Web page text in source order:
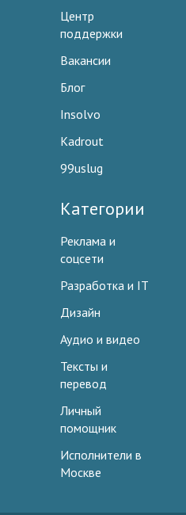
Центр
поддержки
Вакансии
Блог
Insolvo
Kadrout
99uslug
Категории
Реклама и
соцсети
Разработка и IT
Дизайн
Аудио и видео
Тексты и
перевод
Личный
помощник
Исполнители в
Москве